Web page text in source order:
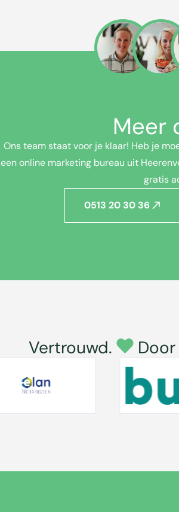
Meer
Ons team staat voor je klaar! Heb je
een online marketing bureau uit
gratis
0513 20 30 36
Vertrouwd.